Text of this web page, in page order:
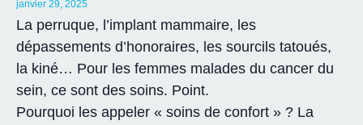
janvier 29, 2025
La perruque, l’implant mammaire, les
dépassements d’honoraires, les sourcils tatoués,
la kiné… Pour les femmes malades du cancer du
sein, ce sont des soins. Point.
Pourquoi les appeler « soins de confort » ? La